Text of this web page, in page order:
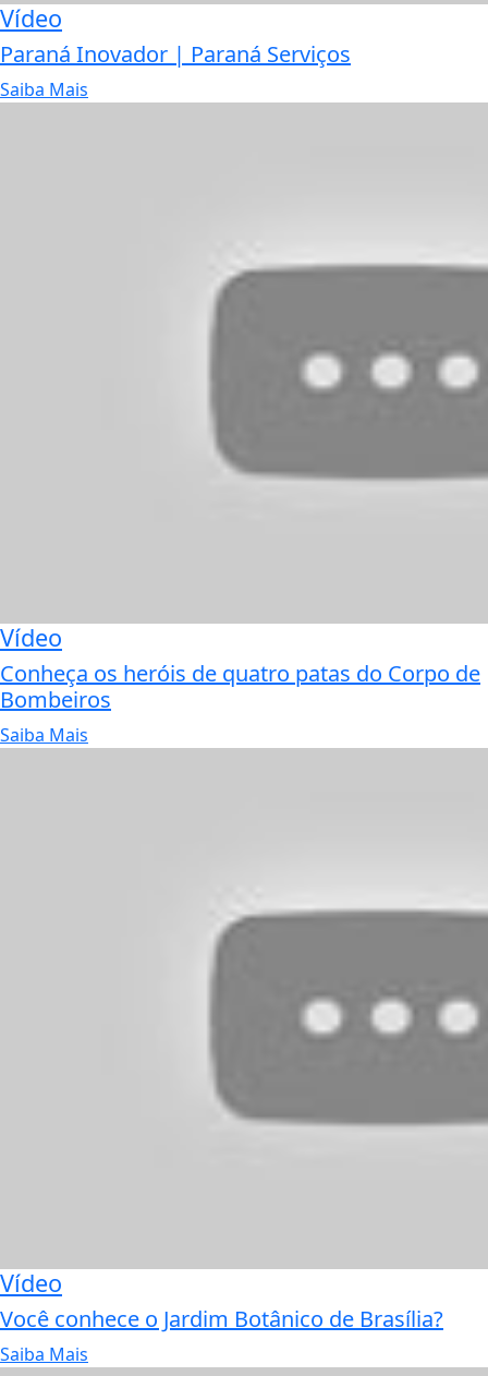
Vídeo
Paraná Inovador | Paraná Serviços
Saiba Mais
Vídeo
Conheça os heróis de quatro patas do Corpo de
Bombeiros
Saiba Mais
Vídeo
Você conhece o Jardim Botânico de Brasília?
Saiba Mais